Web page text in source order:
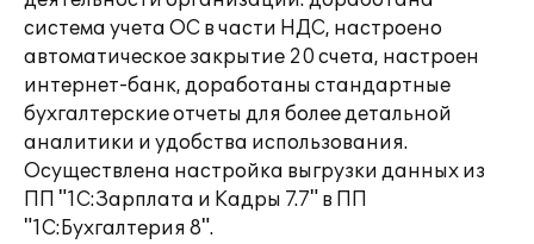
система учета ОС в части НДС, настроено
автоматическое закрытие 20 счета, настроен
интернет-банк, доработаны стандартные
бухгалтерские отчеты для более детальной
аналитики и удобства использования.
Осуществлена настройка выгрузки данных из
ПП "1С:Зарплата и Кадры 7.7" в ПП
"1С:Бухгалтерия 8".